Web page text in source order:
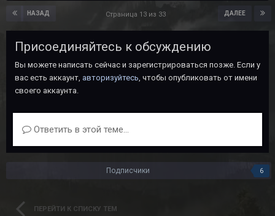
НАЗАД ДАЛЕЕ
Страница 13 из 33
Присоединяйтесь к обсуждению
Вы можете написать сейчас и зарегистрироваться позже. Если у
вас есть аккаунт, авторизуйтесь , чтобы опубликовать от имени
своего аккаунта.
Ответить в этой теме...
Подписчики 6
ПЕРЕЙТИ К СПИСКУ ТЕМ